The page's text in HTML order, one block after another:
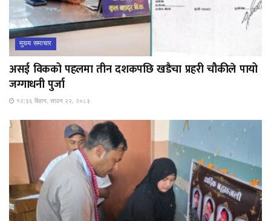
मुख्य समाचार
असई विकको पहलमा तीन दशकपछि खडैचा प्रहरी चौकीले पायो
जग्गाधनी पुर्जा
१२:३६ बिहान, साउन २२, २०८३